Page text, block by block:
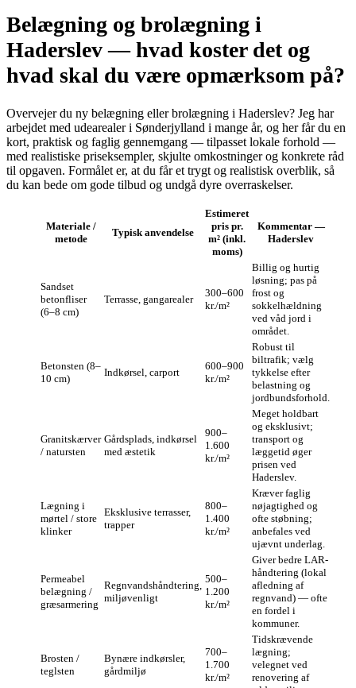
Belægning og brolægning i
Haderslev — hvad koster det og
hvad skal du være opmærksom på?
Overvejer du ny belægning eller brolægning i Haderslev? Jeg har
arbejdet med udearealer i Sønderjylland i mange år, og her får du en
kort, praktisk og faglig gennemgang — tilpasset lokale forhold —
med realistiske priseksempler, skjulte omkostninger og konkrete råd
til opgaven. Formålet er, at du får et trygt og realistisk overblik, så
du kan bede om gode tilbud og undgå dyre overraskelser.
Materiale /
metode
Typisk anvendelse
Estimeret
pris pr.
m² (inkl.
moms)
Kommentar —
Haderslev
Sandset
betonfliser
(6–8 cm)
Terrasse, gangarealer
300–600
kr./m²
Billig og hurtig
løsning; pas på
frost og
sokkelhældning
ved våd jord i
området.
Betonsten (8–
10 cm)
Indkørsel, carport
600–900
kr./m²
Robust til
biltrafik; vælg
tykkelse efter
belastning og
jordbundsforhold.
Granitskærver
/ natursten
Gårdsplads, indkørsel
med æstetik
900–
1.600
kr./m²
Meget holdbart
og eksklusivt;
transport og
læggetid øger
prisen ved
Haderslev.
Lægning i
mørtel / store
klinker
Eksklusive terrasser,
trapper
800–
1.400
kr./m²
Kræver faglig
nøjagtighed og
ofte støbning;
anbefales ved
ujævnt underlag.
Permeabel
belægning /
græsarmering
Regnvandshåndtering,
miljøvenligt
500–
1.200
kr./m²
Giver bedre LAR-
håndtering (lokal
afledning af
regnvand) — ofte
en fordel i
kommuner.
Brosten /
teglsten
Bynære indkørsler,
gårdmiljø
700–
1.700
kr./m²
Tidskrævende
lægning;
velegnet ved
renovering af